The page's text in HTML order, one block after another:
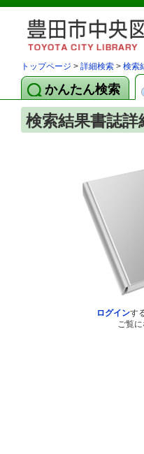
トップページ > 詳細検索 > 検索
かんたん検索
検索結果書誌詳
ログインす
ご覧